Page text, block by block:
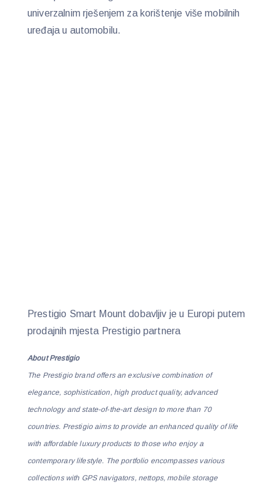
univerzalnim rješenjem za korištenje više mobilnih
uređaja u automobilu.
Prestigio Smart Mount dobavljiv je u Europi putem
prodajnih mjesta Prestigio partnera
About Prestigio
The Prestigio brand offers an exclusive combination of
elegance, sophistication, high product quality, advanced
technology and state-of-the-art design to more than 70
countries. Prestigio aims to provide an enhanced quality of life
with affordable luxury products to those who enjoy a
contemporary lifestyle. The portfolio encompasses various
collections with GPS navigators, nettops, mobile storage